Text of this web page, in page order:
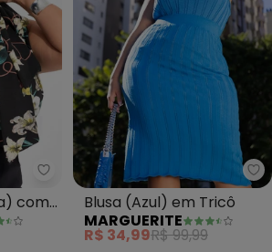
Marguerite - Blusa (Floral
com
Blusa (Azul) em Tricô
MARGUERITE
R$ 34,99R$ 99,99